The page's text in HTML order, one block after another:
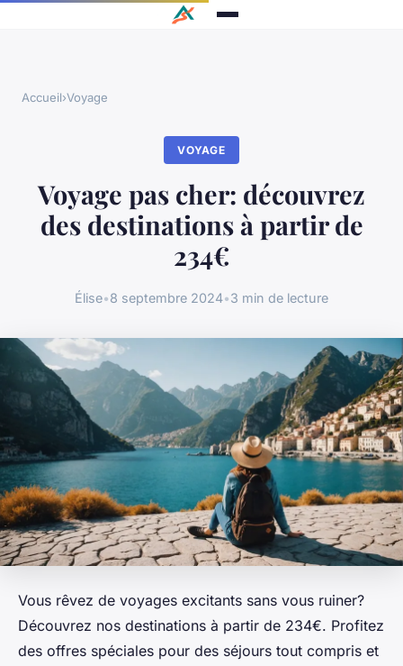
Accueil›Voyage
VOYAGE
Voyage pas cher: découvrez
des destinations à partir de
234€
Élise•8 septembre 2024•3 min de lecture
Vous rêvez de voyages excitants sans vous ruiner?
Découvrez nos destinations à partir de 234€. Profitez
des offres spéciales pour des séjours tout compris et